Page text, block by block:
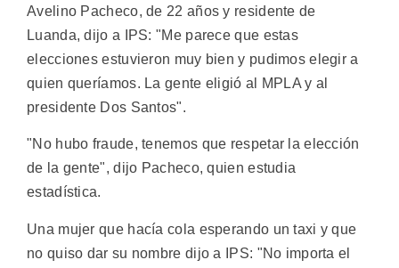
Avelino Pacheco, de 22 años y residente de
Luanda, dijo a IPS: "Me parece que estas
elecciones estuvieron muy bien y pudimos elegir a
quien queríamos. La gente eligió al MPLA y al
presidente Dos Santos".
"No hubo fraude, tenemos que respetar la elección
de la gente", dijo Pacheco, quien estudia
estadística.
Una mujer que hacía cola esperando un taxi y que
no quiso dar su nombre dijo a IPS: "No importa el